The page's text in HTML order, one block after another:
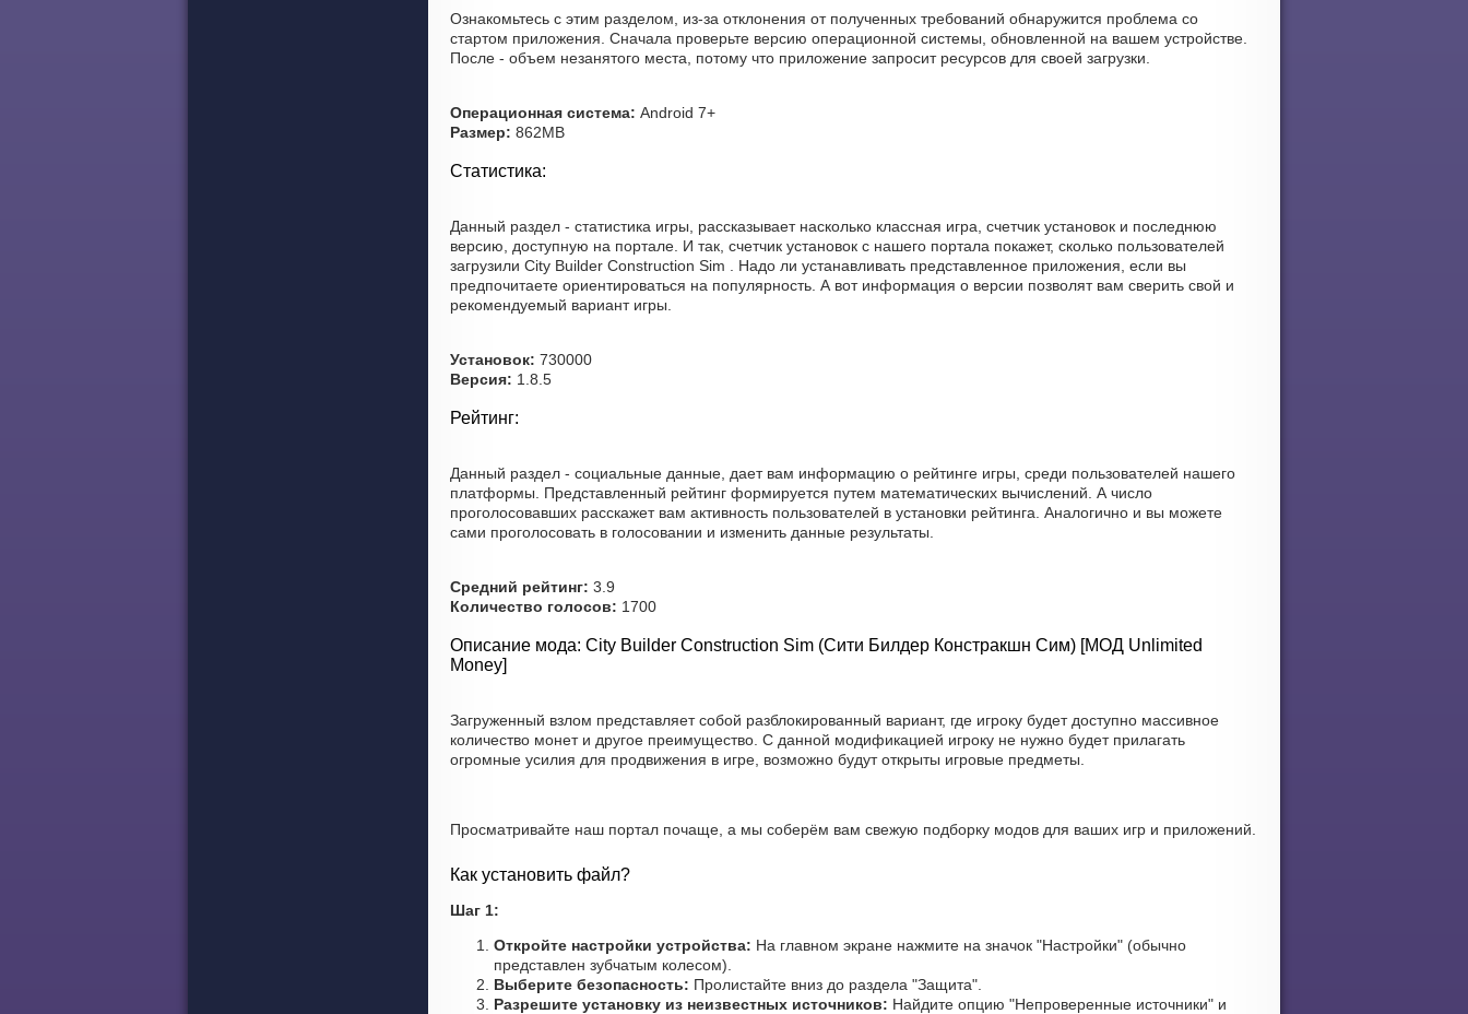
Ознакомьтесь с этим разделом, из-за отклонения от полученных требований обнаружится проблема со
стартом приложения. Сначала проверьте версию операционной системы, обновленной на вашем устройстве.
После - объем незанятого места, потому что приложение запросит ресурсов для своей загрузки.
Операционная система: Android 7+
Размер: 862MB
Статистика:
Данный раздел - статистика игры, рассказывает насколько классная игра, счетчик установок и последнюю
версию, доступную на портале. И так, счетчик установок с нашего портала покажет, сколько пользователей
загрузили City Builder Construction Sim . Надо ли устанавливать представленное приложения, если вы
предпочитаете ориентироваться на популярность. А вот информация о версии позволят вам сверить свой и
рекомендуемый вариант игры.
Установок: 730000
Версия: 1.8.5
Рейтинг:
Данный раздел - социальные данные, дает вам информацию о рейтинге игры, среди пользователей нашего
платформы. Представленный рейтинг формируется путем математических вычислений. А число
проголосовавших расскажет вам активность пользователей в установки рейтинга. Аналогично и вы можете
сами проголосовать в голосовании и изменить данные результаты.
Средний рейтинг: 3.9
Количество голосов: 1700
Описание мода: City Builder Construction Sim (Сити Билдер Констракшн Сим) [МОД Unlimited
Money]
Загруженный взлом представляет собой разблокированный вариант, где игроку будет доступно массивное
количество монет и другое преимущество. С данной модификацией игроку не нужно будет прилагать
огромные усилия для продвижения в игре, возможно будут открыты игровые предметы.
Просматривайте наш портал почаще, а мы соберём вам свежую подборку модов для ваших игр и приложений.
Как установить файл?
Шаг 1:
Откройте настройки устройства: На главном экране нажмите на значок "Настройки" (обычно
представлен зубчатым колесом).
Выберите безопасность: Пролистайте вниз до раздела "Защита".
Разрешите установку из неизвестных источников: Найдите опцию "Непроверенные источники" и